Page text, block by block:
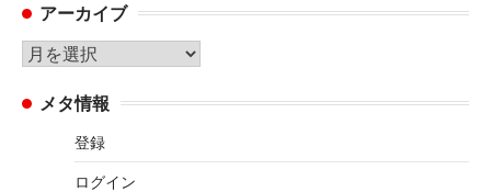
ゴ
リ
ー
アーカイブ
ア
カ メタ情報
登録
ログイン